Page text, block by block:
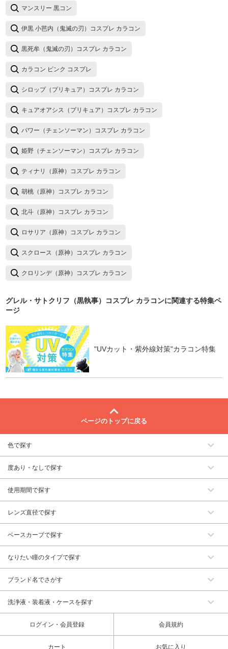
マンスリー 黒コン
伊黒 小芭内（鬼滅の刃）コスプレ カラコン
黒死牟（鬼滅の刃）コスプレ カラコン
カラコン ピンク コスプレ
シロップ（プリキュア）コスプレ カラコン
キュアオアシス（プリキュア）コスプレ カラコン
パワー（チェンソーマン）コスプレ カラコン
姫野（チェンソーマン）コスプレ カラコン
ティナリ（原神）コスプレ カラコン
胡桃（原神）コスプレ カラコン
北斗（原神）コスプレ カラコン
ロサリア（原神）コスプレ カラコン
スクロース（原神）コスプレ カラコン
クロリンデ（原神）コスプレ カラコン
グレル・サトクリフ（黒執事）コスプレ カラコンに関連する特集ペ
ージ
"UVカット・紫外線対策"カラコン特集
ページのトップに戻る
色で探す
度あり・なしで探す
使用期間で探す
レンズ直径で探す
ベースカーブで探す
なりたい瞳のタイプで探す
ブランド名でさがす
洗浄液・装着液・ケースを探す
ログイン・会員登録 会員規約
カート お気に入り